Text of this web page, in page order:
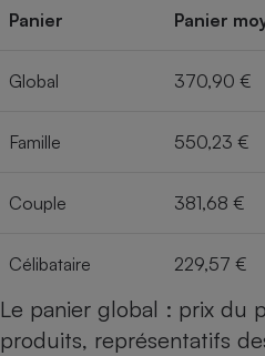
Panier Panier
Global 370,90 €
Famille 550,23 €
Couple 381,68 €
Célibataire 229,57 €
Le panier global : prix du
produits, représentatifs